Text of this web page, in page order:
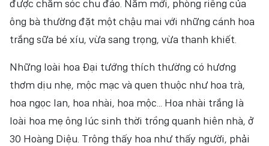
được chăm sóc chu đáo. Năm mới, phòng riêng của
ông bà thường đặt một chậu mai với những cánh hoa
trắng sữa bé xíu, vừa sang trọng, vừa thanh khiết.
Những loài hoa Đại tướng thích thường có hương
thơm dịu nhẹ, mộc mạc và quen thuộc như hoa trà,
hoa ngọc lan, hoa nhài, hoa mộc... Hoa nhài trắng là
loài hoa mẹ ông lúc sinh thời trồng quanh hiên nhà, ở
30 Hoàng Diệu. Trông thấy hoa như thấy người, phải